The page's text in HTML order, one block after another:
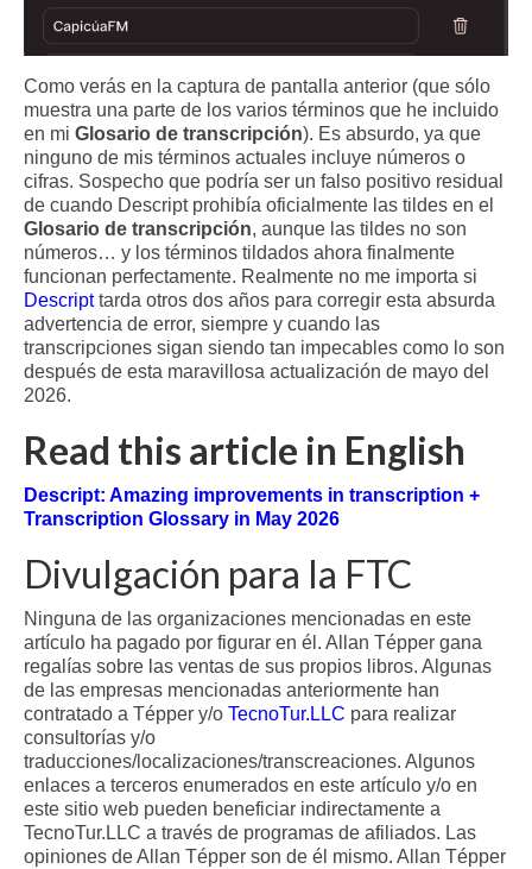
Como verás en la captura de pantalla anterior (que sólo
muestra una parte de los varios términos que he incluido
en mi Glosario de transcripción). Es absurdo, ya que
ninguno de mis términos actuales incluye números o
cifras. Sospecho que podría ser un falso positivo residual
de cuando Descript prohibía oficialmente las tildes en el
Glosario de transcripción, aunque las tildes no son
números… y los términos tildados ahora finalmente
funcionan perfectamente. Realmente no me importa si
Descripttarda otros dos años para corregir esta absurda
advertencia de error, siempre y cuando las
transcripciones sigan siendo tan impecables como lo son
después de esta maravillosa actualización de mayo del
2026.
Read this article in English
Descript: Amazing improvements in transcription +
Transcription Glossary in May 2026
Divulgación para la FTC
Ninguna de las organizaciones mencionadas en este
artículo ha pagado por figurar en él. Allan Tépper gana
regalías sobre las ventas de sus propios libros. Algunas
de las empresas mencionadas anteriormente han
contratado a Tépper y/o TecnoTur.LLC para realizar
consultorías y/o
traducciones/localizaciones/transcreaciones. Algunos
enlaces a terceros enumerados en este artículo y/o en
este sitio web pueden beneficiar indirectamente a
TecnoTur.LLC a través de programas de afiliados. Las
opiniones de Allan Tépper son de él mismo. Allan Tépper